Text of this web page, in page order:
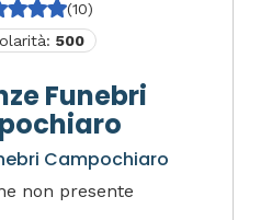
(10)
500
Funebri
Campochiaro
non presente